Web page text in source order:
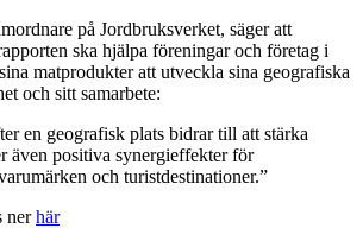
på Jordbruksverket, säger att
ska hjälpa föreningar och företag i
matprodukter att utveckla sina geografiska
och sitt samarbete:
en geografisk plats bidrar till att stärka
även positiva synergieffekter för
och turistdestinationer.”
nerhär